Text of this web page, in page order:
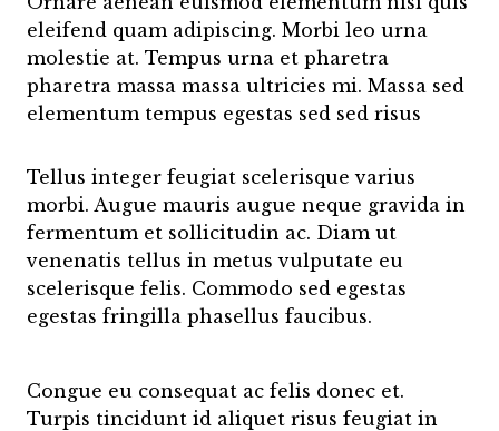
eleifend quam adipiscing. Morbi leo urna
molestie at. Tempus urna et pharetra
pharetra massa massa ultricies mi. Massa sed
elementum tempus egestas sed sed risus
Tellus integer feugiat scelerisque varius
morbi. Augue mauris augue neque gravida in
fermentum et sollicitudin ac. Diam ut
venenatis tellus in metus vulputate eu
scelerisque felis. Commodo sed egestas
egestas fringilla phasellus faucibus.
Congue eu consequat ac felis donec et.
Turpis tincidunt id aliquet risus feugiat in